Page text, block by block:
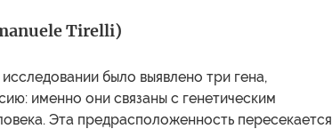
Tirelli)
было выявлено три гена,
именно они связаны с генетическим
Эта предрасположенность пересекается